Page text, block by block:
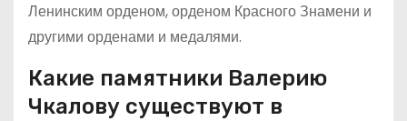
Ленинским орденом, орденом Красного Знамени и
другими орденами и медалями.
Какие памятники Валерию
Чкалову существуют в